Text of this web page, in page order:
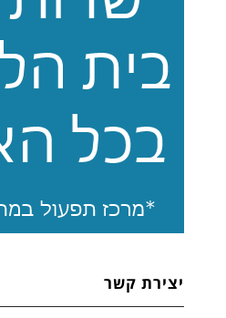
יצירת קשר